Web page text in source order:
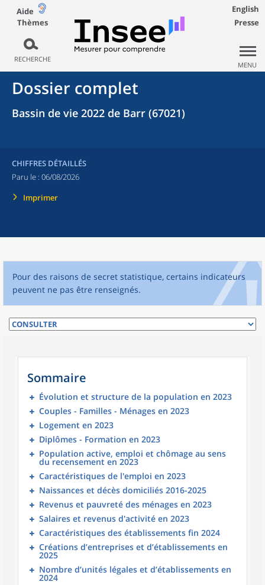
Aide
Thèmes
RECHERCHE
English
Presse
MENU
Dossier complet
Bassin de vie 2022 de Barr (67021)
CHIFFRES DÉTAILLÉS
Paru le : 06/08/2026
Imprimer
Pour des raisons de secret statistique, certains indicateurs
peuvent ne pas être renseignés.
Sommaire
Évolution et structure de la population en 2023
Couples - Familles - Ménages en 2023
Logement en 2023
Diplômes - Formation en 2023
Population active, emploi et chômage au sens
du recensement en 2023
Caractéristiques de l'emploi en 2023
Naissances et décès domiciliés 2016-2025
Revenus et pauvreté des ménages en 2023
Salaires et revenus d'activité en 2023
Caractéristiques des établissements fin 2024
Créations d’entreprises et d’établissements en
2025
Nombre d’unités légales et d’établissements en
2024